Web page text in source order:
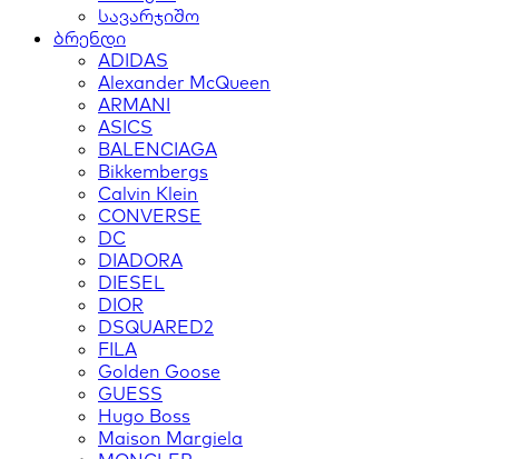
სავარჯიშო
ბრენდი
ADIDAS
Alexander McQueen
ARMANI
ASICS
BALENCIAGA
Bikkembergs
Calvin Klein
CONVERSE
DC
DIADORA
DIESEL
DIOR
DSQUARED2
FILA
Golden Goose
GUESS
Hugo Boss
Maison Margiela